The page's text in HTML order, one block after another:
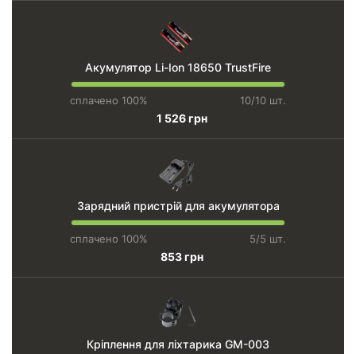
Акумулятор Li-Ion 18650 TrustFire
сплачено 100% 10/10 шт.
1 526 грн
Зарядний пристрій для акумулятора
сплачено 100% 5/5 шт.
853 грн
Кріплення для ліхтарика GM-003